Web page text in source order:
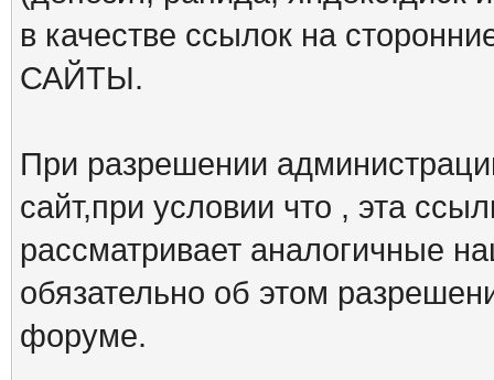
в качестве ссылок на
САЙТЫ.
При разрешении
сайт,при условии что , эта
рассматривает аналогичные
обязательно об этом
форуме.